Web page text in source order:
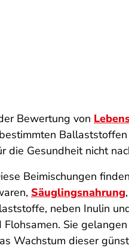
Bewertung von
Gesundheit nicht
Bei­mischungen
Säuglingsnahrung,
neben Inulin
Flohsamen. Sie
Wachstum dieser